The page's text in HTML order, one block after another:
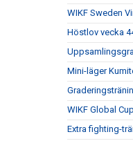
WIKF Sweden
Höstlov vecka
Mini-läger
WIKF Global
Extra fighting-